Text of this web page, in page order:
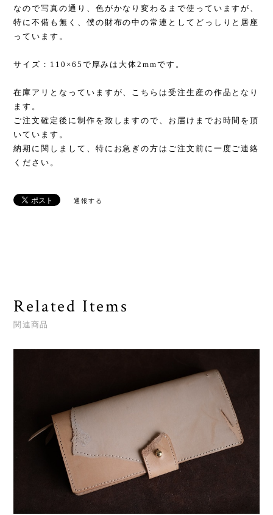
なので写真の通り、色がかなり変わるまで使っていますが、
特に不備も無く、僕の財布の中の常連としてどっしりと居座
っています。
サイズ：110×65で厚みは大体2mmです。
在庫アリとなっていますが、こちらは受注生産の作品となり
ます。
ご注文確定後に制作を致しますので、お届けまでお時間を頂
いています。
納期に関しまして、特にお急ぎの方はご注文前に一度ご連絡
ください。
通報する
Related Items
関連商品